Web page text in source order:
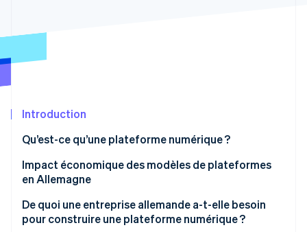
Radar
Atlas
Élimination du carbone
Vérification de l'identité
Stripe Sessions 2026
Introduction
Qu’est-ce qu’une plateforme numérique ?
Quelle est la différence entre une plateforme et une
marketplace ?
Impact économique des modèles de plateformes
en Allemagne
Exemples de différents types de plateformes
De quoi une entreprise allemande a-t-elle besoin
pour construire une plateforme numérique ?